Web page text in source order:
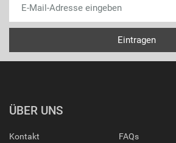
ÜBER UNS
Kontakt FAQs